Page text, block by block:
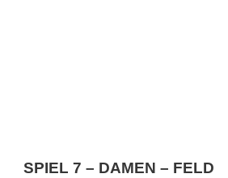
SPIEL 7 – DAMEN – FELD